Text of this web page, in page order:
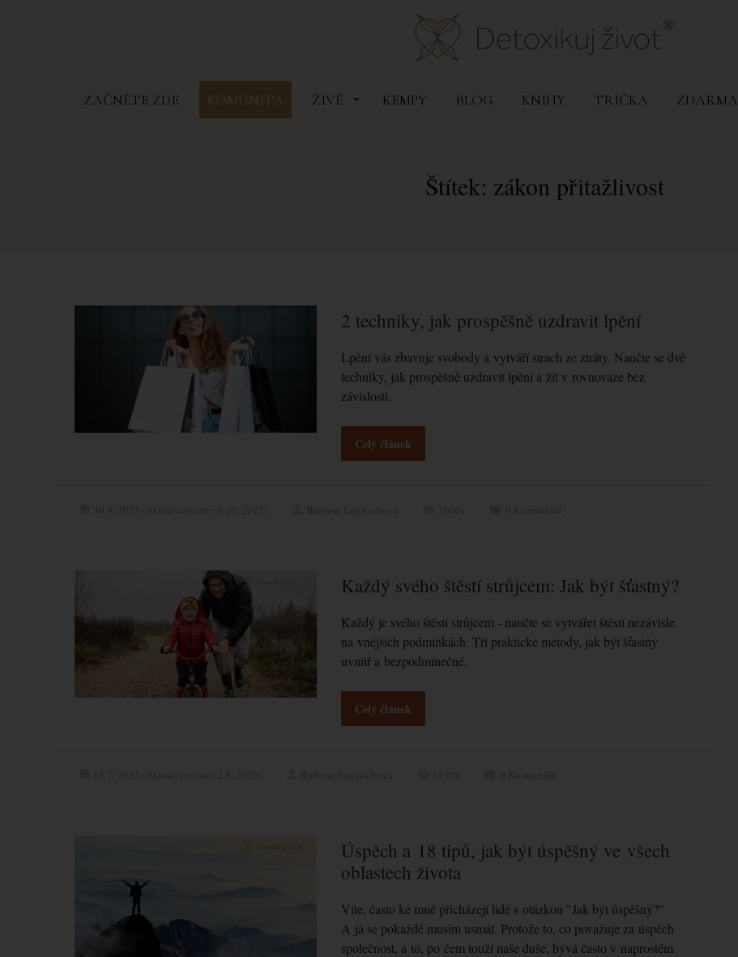
ZAČNĚTE ZDE KOMUNITA ŽIVĚ KEMPY BLOG KNIHY TRIČKA ZDARMA
Štítek: zákon přitažlivost
2 techniky, jak prospěšně uzdravit lpění
Lpění vás zbavuje svobody a vytváří strach ze ztráty. Naučte se dvě
techniky, jak prospěšně uzdravit lpění a žít v rovnováze bez
závislosti.
Celý článek
Každý svého štěstí strůjcem: Jak být šťastný?
Každý je svého štěstí strůjcem - naučte se vytvářet štěstí nezávisle
na vnějších podmínkách. Tři praktické metody, jak být šťastný
uvnitř a bezpodmínečně.
Celý článek
Úspěch a 18 tipů, jak být úspěšný ve všech
oblastech života
Víte, často ke mně přicházejí lidé s otázkou "Jak být úspěšný?"
A já se pokaždé musím usmát. Protože to, co považuje za úspěch
společnost, a to, po čem touží naše duše, bývá často v naprostém